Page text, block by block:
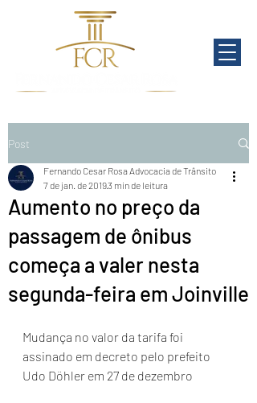
Post
Aumento no preço da
passagem de ônibus
começa a valer nesta
segunda-feira em Joinville
Fernando Cesar Rosa Advocacia de Trânsito
7 de jan. de 20193 min de leitura
Mudança no valor da tarifa foi
assinado em decreto pelo prefeito
Udo Döhler em 27 de dezembro